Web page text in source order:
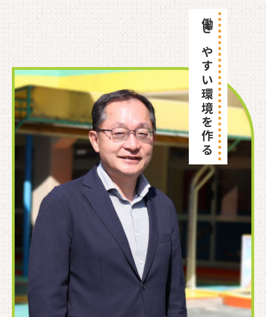
働きやすい環境を作る